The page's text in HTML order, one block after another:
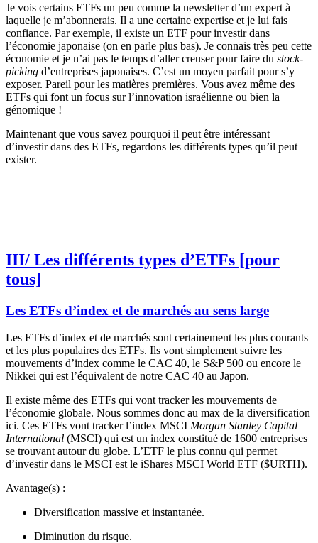
Je vois certains ETFs un peu comme la newsletter d’un expert à
laquelle je m’abonnerais. Il a une certaine expertise et je lui fais
confiance. Par exemple, il existe un ETF pour investir dans
l’économie japonaise (on en parle plus bas). Je connais très peu cette
économie et je n’ai pas le temps d’aller creuser pour faire du stock-
picking d’entreprises japonaises. C’est un moyen parfait pour s’y
exposer. Pareil pour les matières premières. Vous avez même des
ETFs qui font un focus sur l’innovation israélienne ou bien la
génomique !
Maintenant que vous savez pourquoi il peut être intéressant
d’investir dans des ETFs, regardons les différents types qu’il peut
exister.
III/ Les différents types d’ETFs [pour
tous]
Les ETFs d’index et de marchés au sens large
Les ETFs d’index et de marchés sont certainement les plus courants
et les plus populaires des ETFs. Ils vont simplement suivre les
mouvements d’index comme le CAC 40, le S&P 500 ou encore le
Nikkei qui est l’équivalent de notre CAC 40 au Japon.
Il existe même des ETFs qui vont tracker les mouvements de
l’économie globale. Nous sommes donc au max de la diversification
ici. Ces ETFs vont tracker l’index MSCI Morgan Stanley Capital
International (MSCI) qui est un index constitué de 1600 entreprises
se trouvant autour du globe. L’ETF le plus connu qui permet
d’investir dans le MSCI est le iShares MSCI World ETF ($URTH).
Avantage(s) :
Diversification massive et instantanée.
Diminution du risque.